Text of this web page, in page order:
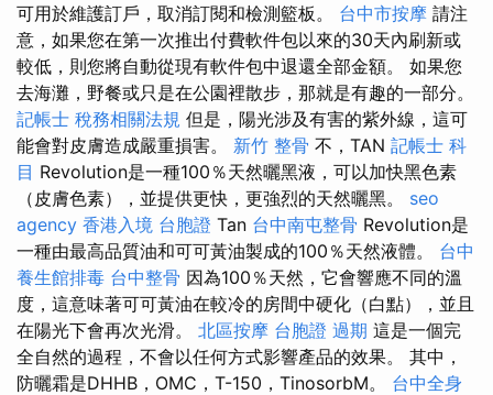
可用於維護訂戶，取消訂閱和檢測籃板。 台中市按摩 請注
意，如果您在第一次推出付費軟件包以來的30天內刷新或
較低，則您將自動從現有軟件包中退還全部金額。 如果您
去海灘，野餐或只是在公園裡散步，那就是有趣的一部分。
記帳士 稅務相關法規 但是，陽光涉及有害的紫外線，這可
能會對皮膚造成嚴重損害。 新竹 整骨 不，TAN 記帳士 科
目 Revolution是一種100％天然曬黑液，可以加快黑色素
（皮膚色素），並提供更快，更強烈的天然曬黑。 seo
agency 香港入境 台胞證 Tan 台中南屯整骨 Revolution是
一種由最高品質油和可可黃油製成的100％天然液體。 台中
養生館排毒 台中整骨 因為100％天然，它會響應不同的溫
度，這意味著可可黃油在較冷的房間中硬化（白點），並且
在陽光下會再次光滑。 北區按摩 台胞證 過期 這是一個完
全自然的過程，不會以任何方式影響產品的效果。 其中，
防曬霜是DHHB，OMC，T-150，TinosorbM。 台中全身